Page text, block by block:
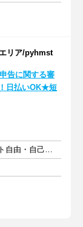
リア/pyhmst
告に関する審
日払いOK★短
週2日以上 1日6時間以上 シフト自由・自己申告